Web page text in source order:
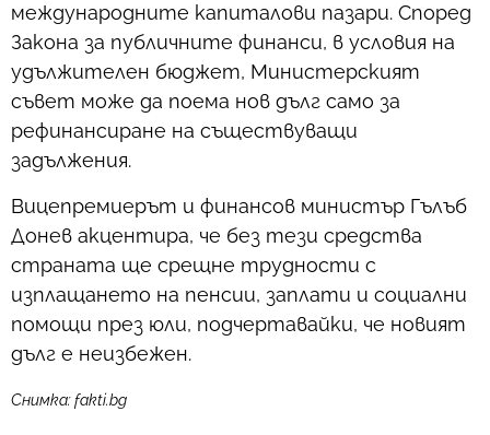
международните капиталови пазари. Според
Закона за публичните финанси, в условия на
удължителен бюджет, Министерският
съвет може да поема нов дълг само за
рефинансиране на съществуващи
задължения.
Вицепремиерът и финансов министър Гълъб
Донев акцентира, че без тези средства
страната ще срещне трудности с
изплащането на пенсии, заплати и социални
помощи през юли, подчертавайки, че новият
дълг е неизбежен.
Снимка: fakti.bg